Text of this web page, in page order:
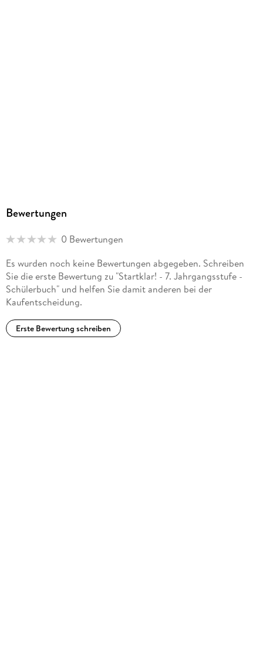
Bewertungen
0 Bewertungen
Es wurden noch keine Bewertungen abgegeben. Schreiben
Sie die erste Bewertung zu "Startklar! - 7. Jahrgangsstufe -
Schülerbuch" und helfen Sie damit anderen bei der
Kaufentscheidung.
Erste Bewertung schreiben